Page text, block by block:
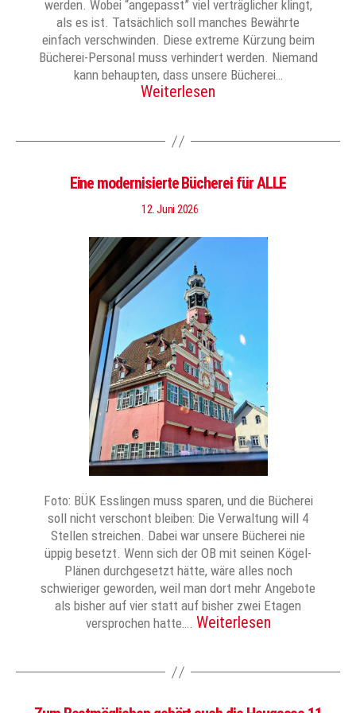
werden. Wobei “angepasst” viel verträglicher klingt,
als es ist. Tatsächlich soll manches Bewährte
einfach verschwinden. Diese extreme Kürzung beim
Bücherei-Personal muss verhindert werden. Niemand
kann behaupten, dass unsere Bücherei…
Weiterlesen
Eine modernisierte Bücherei für ALLE
12. Juni 2026
Foto: BÜK Esslingen muss sparen, und die Bücherei
soll nicht verschont bleiben: Die Verwaltung will 4
Stellen streichen. Dabei war unsere Bücherei nie
üppig besetzt. Wenn sich der OB mit seinen Kögel-
Plänen durchgesetzt hätte, wäre alles noch
schwieriger geworden, weil man dort mehr Angebote
als bisher auf vier statt auf bisher zwei Etagen
versprochen hatte…. Weiterlesen